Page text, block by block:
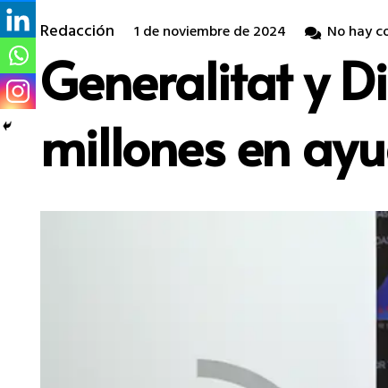
Redacción 1 de noviembre de 2024 No hay
Generalitat y
millones en